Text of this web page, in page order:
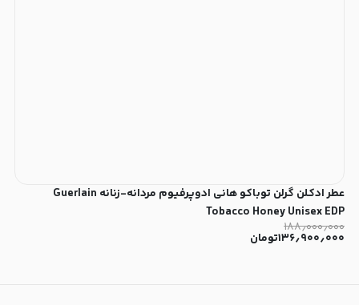
عطر ادکلن گرلن توباکو هانی ادوپرفیوم مردانه-زنانه Guerlain
Tobacco Honey Unisex EDP
۱۸۸٫۰۰۰٫۰۰۰
۱۳۶٫۹۰۰٫۰۰۰تومان